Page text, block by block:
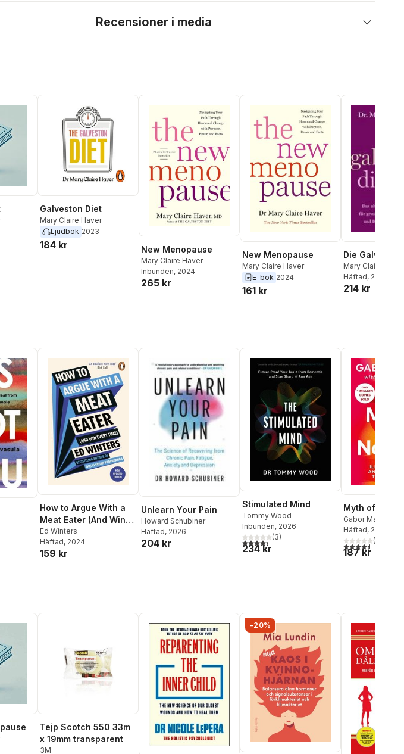
Recensioner i media
Galveston Diet
Mary Claire Haver
Ljudbok 2023
184 kr New Menopause
Mary Claire Haver
Inbunden, 2024
265 kr
New Menopause
Mary Claire Haver
E-bok 2024
161 kr
Die
Mary Claire
Häftad, 2026
214 kr
antal röster:
How to Argue With a
Meat Eater (And Win
Every Time)
Ed Winters
Häftad, 2024
159 kr
Unlearn Your Pain
Howard Schubiner
Häftad, 2026
204 kr
Stimulated Mind
Tommy Wood
Inbunden, 2026
4,3utav 5 stjärnor. Totalt antal röster:
(3)
234 kr
Myth of
Gabor Maté
Häftad, 2024
4,5utav 5(
187 kr
Tejp Scotch 550 33m
x 19mm transparent
3M
-20%